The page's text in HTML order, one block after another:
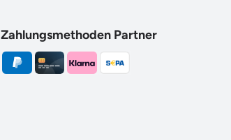
Zahlungsmethoden Partner